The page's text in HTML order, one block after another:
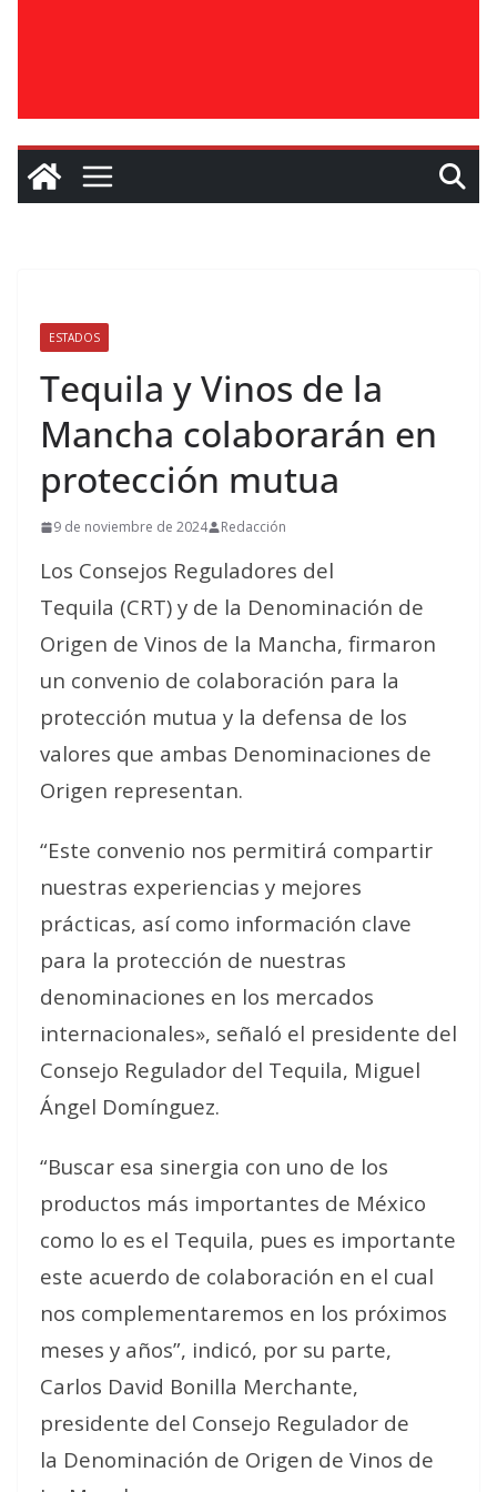
ESTADOS
Tequila y Vinos de la
Mancha colaborarán en
protección mutua
9 de noviembre de 2024 Redacción
Los Consejos Reguladores del
Tequila (CRT) y de la Denominación de
Origen de Vinos de la Mancha, firmaron
un convenio de colaboración para la
protección mutua y la defensa de los
valores que ambas Denominaciones de
Origen representan.
“Este convenio nos permitirá compartir
nuestras experiencias y mejores
prácticas, así como información clave
para la protección de nuestras
denominaciones en los mercados
internacionales», señaló el presidente del
Consejo Regulador del Tequila, Miguel
Ángel Domínguez.
“Buscar esa sinergia con uno de los
productos más importantes de México
como lo es el Tequila, pues es importante
este acuerdo de colaboración en el cual
nos complementaremos en los próximos
meses y años”, indicó, por su parte,
Carlos David Bonilla Merchante,
presidente del Consejo Regulador de
la Denominación de Origen de Vinos de